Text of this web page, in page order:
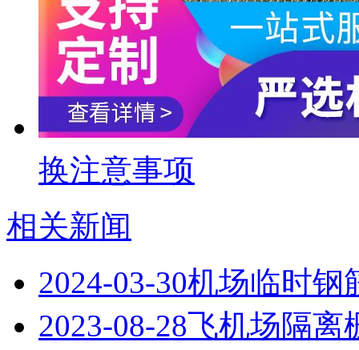
换注意事项
相关新闻
2024-03-30机场临时钢
2023-08-28飞机场隔离